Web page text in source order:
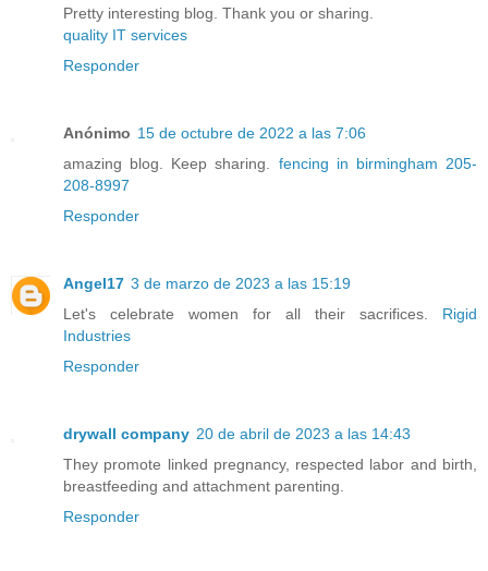
Pretty interesting blog. Thank you or sharing.
quality IT services
Responder
Anónimo 15 de octubre de 2022 a las 7:06
amazing blog. Keep sharing. fencing in birmingham 205-
208-8997
Responder
Angel17 3 de marzo de 2023 a las 15:19
Let's celebrate women for all their sacrifices. Rigid
Industries
Responder
drywall company 20 de abril de 2023 a las 14:43
They promote linked pregnancy, respected labor and birth,
breastfeeding and attachment parenting.
Responder